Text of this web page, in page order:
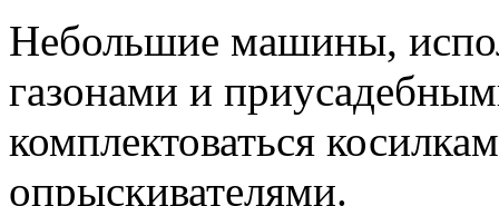
Небольшие машины,
газонами и
комплектоваться
опрыскивателями.